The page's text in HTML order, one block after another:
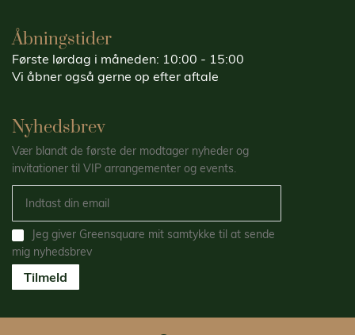
Åbningstider
Første lørdag i måneden: 10:00 - 15:00
Vi åbner også gerne op efter aftale
Nyhedsbrev
Vær blandt de første der modtager nyheder og
invitationer til VIP arrangementer og events.
Jeg giver Greensquare mit samtykke til at sende
mig nyhedsbrev
Tilmeld